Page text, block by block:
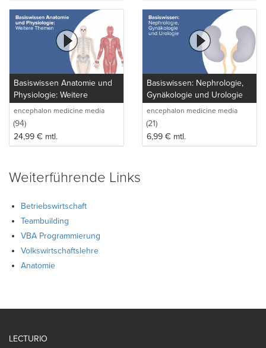
zum Thema "Innere Organe" - systematisch, anschaulich und
verständlich.
Basiswissen Anatomie und
Physiologie: Weitere
Themen
encephalon medicine media
production GmbH
(94)
24,99 € mtl.
Basiswissen: Nephrologie,
Gynäkologie und Urologie
encephalon medicine media
production GmbH
(21)
6,99 € mtl.
Weiterführende Links
Betriebswirtschaft
Teambuilding
VBA Programmierung
Volkswirtschaftslehre
Anatomie
LECTURIO